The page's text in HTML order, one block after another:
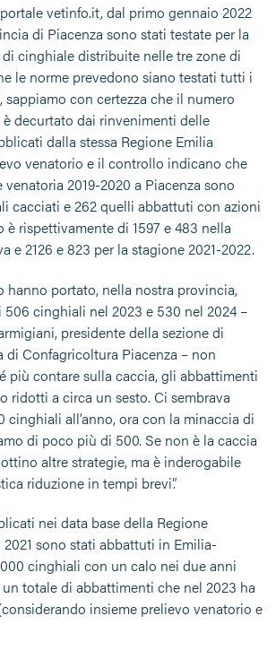
vetinfo.it, dal primo gennaio 2022
di Piacenza sono stati testate per la
di cinghiale distribuite nelle tre zone di
le norme prevedono siano testati tutti i
con certezza che il numero
decurtato dai rinvenimenti delle
dalla stessa Regione Emilia
venatorio e il controllo indicano che
2019-2020 a Piacenza sono
cacciati e 262 quelli abbattuti con azioni
rispettivamente di 1597 e 483 nella
e 2126 e 823 per la stagione 2021-2022.
hanno portato, nella nostra provincia,
506 cinghiali nel 2023 e 530 nel 2024 –
presidente della sezione di
Confagricoltura Piacenza – non
più contare sulla caccia, gli abbattimenti
ridotti a circa un sesto. Ci sembrava
cinghiali all’anno, ora con la minaccia di
di poco più di 500. Se non è la caccia
altre strategie, ma è inderogabile
riduzione in tempi brevi”.
nei data base della Regione
sono stati abbattuti in Emilia-
cinghiali con un calo nei due anni
totale di abbattimenti che nel 2023 ha
insieme prelievo venatorio e